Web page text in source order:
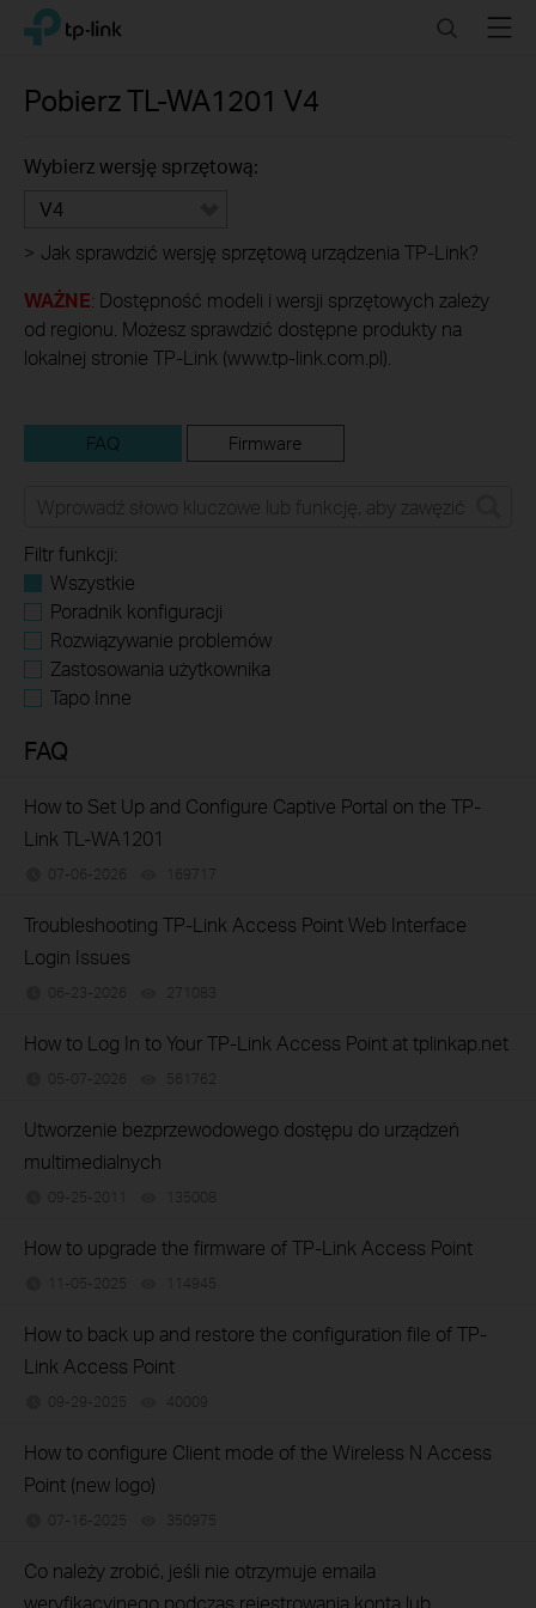
Click
navigation
TP-Link, Reliably Smart SearchMenu
PobierzTL-WA1201 V4
Wybierz wersję sprzętową:
V4
> Jak sprawdzić wersję sprzętową urządzenia TP-Link?
WAŻNE: Dostępność modeli i wersji sprzętowych zależy
od regionu. Możesz sprawdzić dostępne produkty na
lokalnej stronie TP-Link (www.tp-link.com.pl).
FAQ Firmware
Filtr funkcji:
Wszystkie
Poradnik konfiguracji
Rozwiązywanie problemów
Zastosowania użytkownika
Tapo Inne
FAQ
How to Set Up and Configure Captive Portal on the TP-
Link TL-WA1201
07-06-2026 169717
Troubleshooting TP-Link Access Point Web Interface
Login Issues
06-23-2026 271083
How to Log In to Your TP-Link Access Point at tplinkap.net
05-07-2026 561762
Utworzenie bezprzewodowego dostępu do urządzeń
multimedialnych
09-25-2011 135008
How to upgrade the firmware of TP-Link Access Point
11-05-2025 114945
How to back up and restore the configuration file of TP-
Link Access Point
09-29-2025 40009
How to configure Client mode of the Wireless N Access
Point (new logo)
07-16-2025 350975
Co należy zrobić, jeśli nie otrzymuje emaila
weryfikacyjnego podczas rejestrowania konta lub